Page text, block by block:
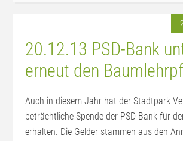
20.12.13 PSD-Bank
erneut den
Auch in diesem Jahr hat der Stadtpark
beträchtliche Spende der PSD-Bank für
erhalten. Die Gelder stammen aus den